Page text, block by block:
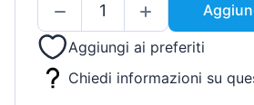
Aggiungi ai preferiti
Chiedi informazioni su